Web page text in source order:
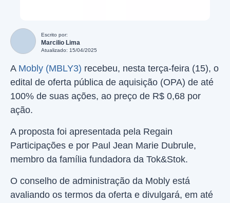
Escrito por:
Marcilio Lima
Atualizado: 15/04/2025
A Mobly (MBLY3) recebeu, nesta terça-feira (15), o
edital de oferta pública de aquisição (OPA) de até
100% de suas ações, ao preço de R$ 0,68 por
ação.
A proposta foi apresentada pela Regain
Participações e por Paul Jean Marie Dubrule,
membro da família fundadora da Tok&Stok.
O conselho de administração da Mobly está
avaliando os termos da oferta e divulgará, em até